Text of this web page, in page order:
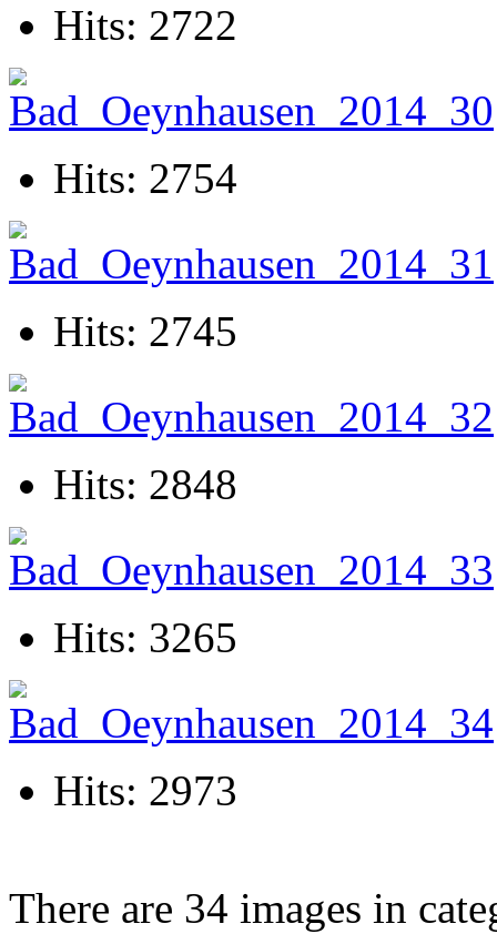
Hits: 2722
Hits: 2754
Hits: 2745
Hits: 2848
Hits: 3265
Hits: 2973
There are 34 images in